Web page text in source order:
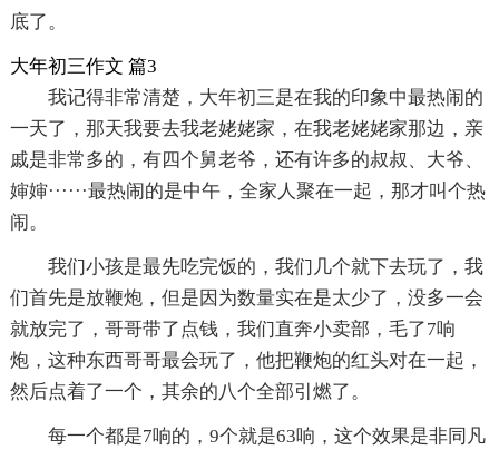
底了。
大年初三作文 篇3
我记得非常清楚，大年初三是在我的印象中最热闹的
一天了，那天我要去我老姥姥家，在我老姥姥家那边，亲
戚是非常多的，有四个舅老爷，还有许多的叔叔、大爷、
婶婶······最热闹的是中午，全家人聚在一起，那才叫个热
闹。
我们小孩是最先吃完饭的，我们几个就下去玩了，我
们首先是放鞭炮，但是因为数量实在是太少了，没多一会
就放完了，哥哥带了点钱，我们直奔小卖部，毛了7响
炮，这种东西哥哥最会玩了，他把鞭炮的红头对在一起，
然后点着了一个，其余的八个全部引燃了。
每一个都是7响的，9个就是63响，这个效果是非同凡